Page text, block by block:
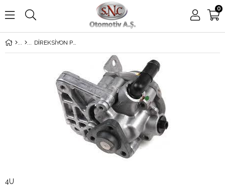
0
DİREKSİYON POMPASI 320-325-330 E46-2K M54
4U